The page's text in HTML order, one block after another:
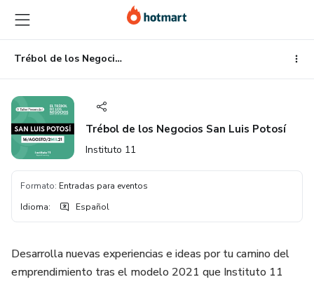
contenido
principal
la
página
de
pie
página
Trébol de los Negocios San Luis Potosí
Trébol de los Negocios San Luis Potosí
Instituto 11
Formato: Entradas para eventos
Idioma: Español
Desarrolla nuevas experiencias e ideas por tu camino del
emprendimiento tras el modelo 2021 que Instituto 11